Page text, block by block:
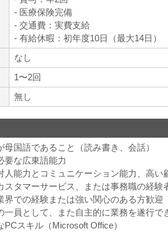
- 医療保険完備
- 交通費：実費支給
- 有給休暇：初年度10日（最大14日）
なし
1〜2回
無し
母国語であること（読み書き、会話）
要な広東語能力
人能力とコミュニケーション能力、高い
スタマーサービス、または事務職の経験
界での経験または強い関心のある方歓迎
一員として、また自主的に業務を遂行で
PCスキル（Microsoft Office）